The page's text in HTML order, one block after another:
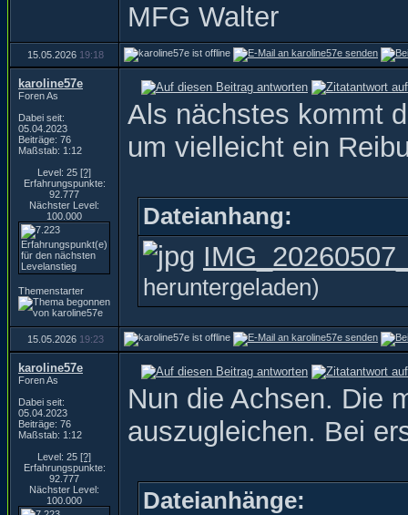
MFG Walter
15.05.2026 19:18
karoline57e
Foren As
Dabei seit:
05.04.2023
Beiträge: 76
Maßstab: 1:12
Level: 25 [?]
Erfahrungspunkte:
92.777
Nächster Level:
100.000
Themenstarter
Als nächstes kommt
um vielleicht ein
Dateianhang:
heruntergeladen)
15.05.2026 19:23
karoline57e
Foren As
Dabei seit:
05.04.2023
Beiträge: 76
Maßstab: 1:12
Level: 25 [?]
Erfahrungspunkte:
92.777
Nächster Level:
100.000
Nun die Achsen. Die
auszugleichen. Bei
Dateianhänge: